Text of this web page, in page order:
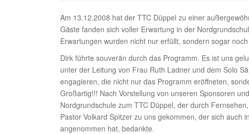
Am 13.12.2008 hat der TTC Düppel zu einer
Gäste fanden sich voller Erwartung in der
Erwartungen wurden nicht nur erfüllt, sondern sogar
Dirk führte souverän durch das Programm. Es ist uns
unter der Leitung von Frau Ruth Ladner und dem Solo
engagieren, die nicht nur das Programm eröffneten,
Großartig!!! Nach Vorstellung von unseren Sponsoren
Nordgrundschule zum TTC Düppel, der durch
Pastor Volkard Spitzer zu uns gekommen, der sich auch
angenommen hat, bedankte.